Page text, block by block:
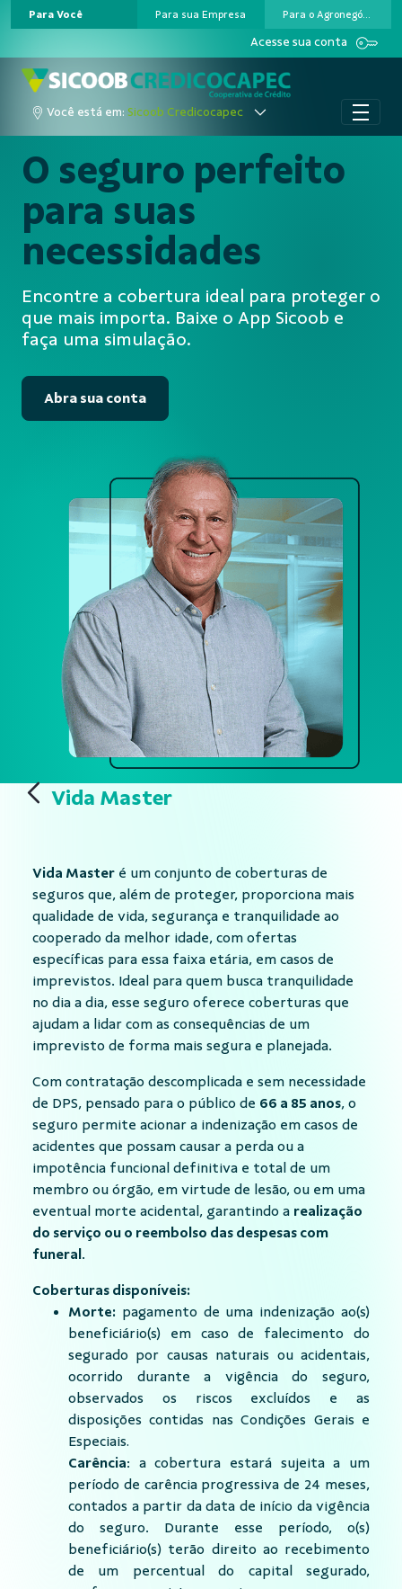
Pular para o Conteúdo principal
Para Você Para sua Empresa Para o Agronegócio
Acesse sua conta
Você está em: Sicoob Credicocapec
O seguro perfeito
para suas
necessidades
Encontre a cobertura ideal para proteger o
que mais importa. Baixe o App Sicoob e
faça uma simulação.
Abra sua conta
Vida Master
Vida Master é um conjunto de coberturas de
seguros que, além de proteger, proporciona mais
qualidade de vida, segurança e tranquilidade ao
cooperado da melhor idade, com ofertas
específicas para essa faixa etária, em casos de
imprevistos. Ideal para quem busca tranquilidade
no dia a dia, esse seguro oferece coberturas que
ajudam a lidar com as consequências de um
imprevisto de forma mais segura e planejada.
Com contratação descomplicada e sem necessidade
de DPS, pensado para o público de 66 a 85 anos, o
seguro permite acionar a indenização em casos de
acidentes que possam causar a perda ou a
impotência funcional definitiva e total de um
membro ou órgão, em virtude de lesão, ou em uma
eventual morte acidental, garantindo a realização
do serviço ou o reembolso das despesas com
funeral .
Coberturas disponíveis:
Morte: pagamento de uma indenização ao(s)
beneficiário(s) em caso de falecimento do
segurado por causas naturais ou acidentais,
ocorrido durante a vigência do seguro,
observados os riscos excluídos e as
disposições contidas nas Condições Gerais e
Especiais.
Carência: a cobertura estará sujeita a um
período de carência progressiva de 24 meses,
contados a partir da data de início da vigência
do seguro. Durante esse período, o(s)
beneficiário(s) terão direito ao recebimento
de um percentual do capital segurado,